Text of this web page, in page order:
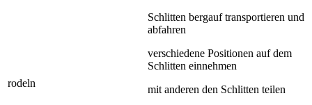
rodeln
Schlitten bergauf transportieren und
abfahren
verschiedene Positionen auf dem
Schlitten einnehmen
mit anderen den Schlitten teilen